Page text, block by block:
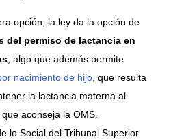
opción, la ley da la opción de
del permiso de lactancia en
, algo que además permite
nacimiento de hijo, que resulta
la lactancia materna al
aconseja la OMS.
lo Social del Tribunal Superior